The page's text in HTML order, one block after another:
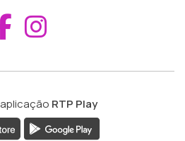
Aceder ao
RTP Play